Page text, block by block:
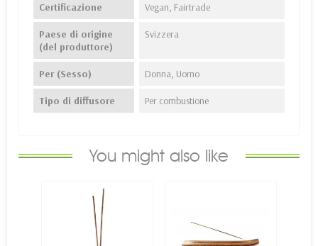
Certificazione Vegan, Fairtrade
Paese di origine
(del produttore)
Svizzera
Per (Sesso) Donna, Uomo
Tipo di diffusore Per combustione
You might also like